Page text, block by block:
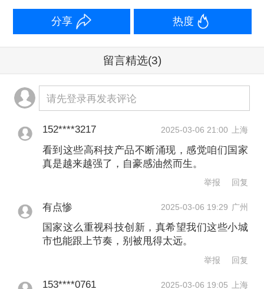
品出口总值占比接近60%。新能源汽
车“十年磨一剑”，已形成链条完整的产业
近期，现象级的高科技产品不断涌现，
反映出科技成果加速从“书架”向“货架”转
化，越来越多的企业加大科技创新投
入，创新的内生动力越来越强。
今年全国两会期间，新质生产力也是代
表委员们热议的话题。全国人大代表、
天津职业技术师范大学副校长王劲松认
为，发展新质生产力，离不开高质量的
分享 热度
留言精选(3)
请先登录再发表评论
152****3217 2025-03-06 21:00 上海
看到这些高科技产品不断涌现，感觉咱们国家
真是越来越强了，自豪感油然而生。
举报 回复
有点惨 2025-03-06 19:29 广州
国家这么重视科技创新，真希望我们这些小城
市也能跟上节奏，别被甩得太远。
举报 回复
153****0761 2025-03-06 19:05 上海